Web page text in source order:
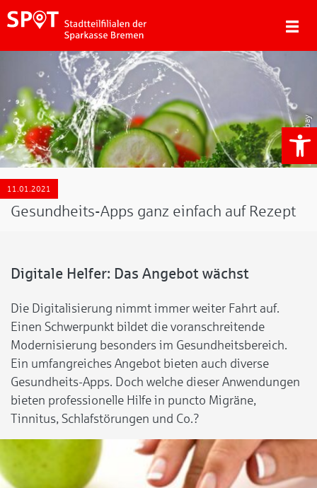
Pixabay
11.01.2021
Gesundheits-Apps ganz einfach auf Rezept
Digitale Helfer: Das Angebot wächst
Die Digitalisierung nimmt immer weiter Fahrt auf.
Einen Schwerpunkt bildet die voranschreitende
Modernisierung besonders im Gesundheitsbereich.
Ein umfangreiches Angebot bieten auch diverse
Gesundheits-Apps. Doch welche dieser Anwendungen
bieten professionelle Hilfe in puncto Migräne,
Tinnitus, Schlafstörungen und Co.?